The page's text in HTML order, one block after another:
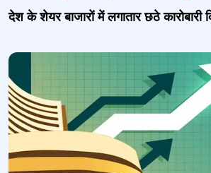
देश के शेयर बाजारों में लगातार छठे